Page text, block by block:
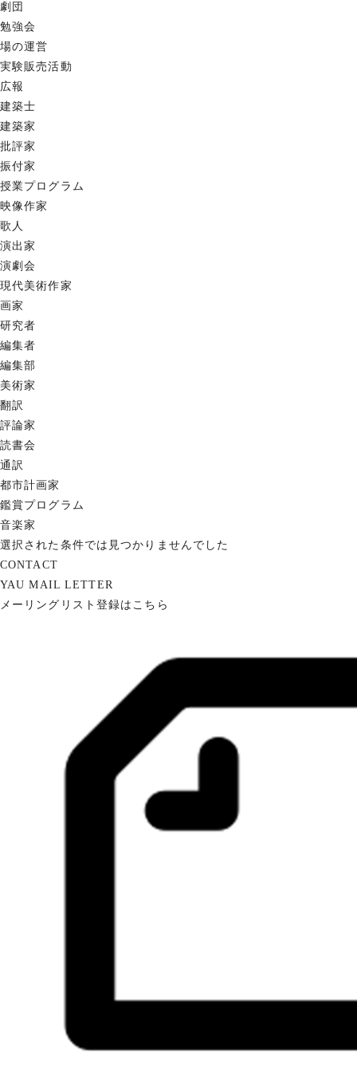
劇団
勉強会
場の運営
実験販売活動
広報
建築士
建築家
批評家
振付家
授業プログラム
映像作家
歌人
演出家
演劇会
現代美術作家
画家
研究者
編集者
編集部
美術家
翻訳
評論家
読書会
通訳
都市計画家
鑑賞プログラム
音楽家
選択された条件では見つかりませんでした
CONTACT
YAU MAIL LETTER
メーリングリスト登録はこちら